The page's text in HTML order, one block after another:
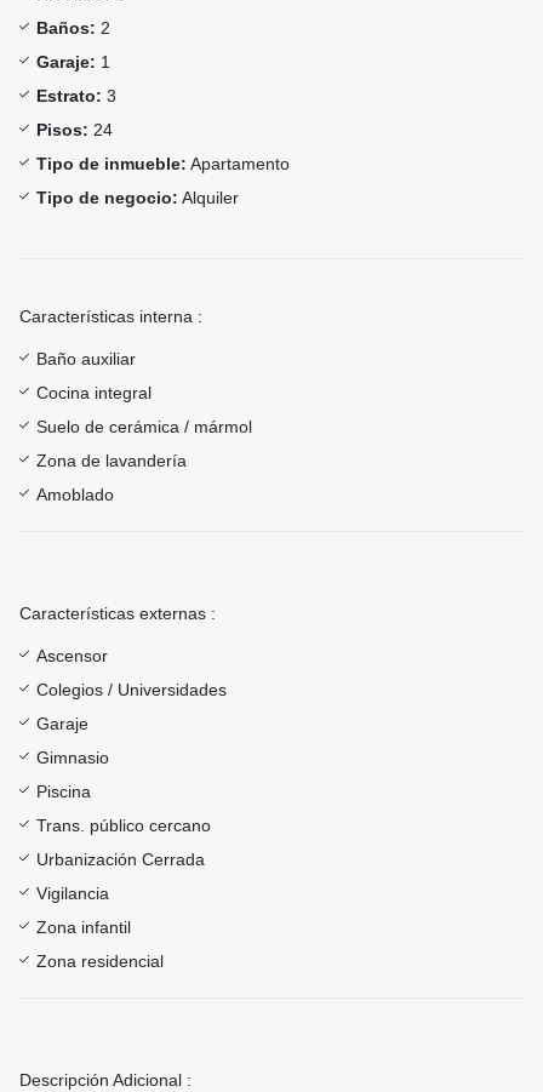
Baños: 2
Garaje: 1
Estrato: 3
Pisos: 24
Tipo de inmueble: Apartamento
Tipo de negocio: Alquiler
Características interna :
Baño auxiliar
Cocina integral
Suelo de cerámica / mármol
Zona de lavandería
Amoblado
Características externas :
Ascensor
Colegios / Universidades
Garaje
Gimnasio
Piscina
Trans. público cercano
Urbanización Cerrada
Vigilancia
Zona infantil
Zona residencial
Descripción Adicional :